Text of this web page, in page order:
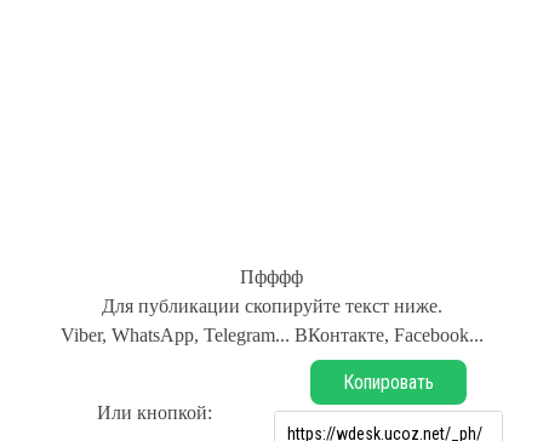
Пфффф
Для публикации скопируйте текст ниже.
Viber, WhatsApp, Telegram... ВКонтакте, Facebook...
Или кнопкой:
Копировать